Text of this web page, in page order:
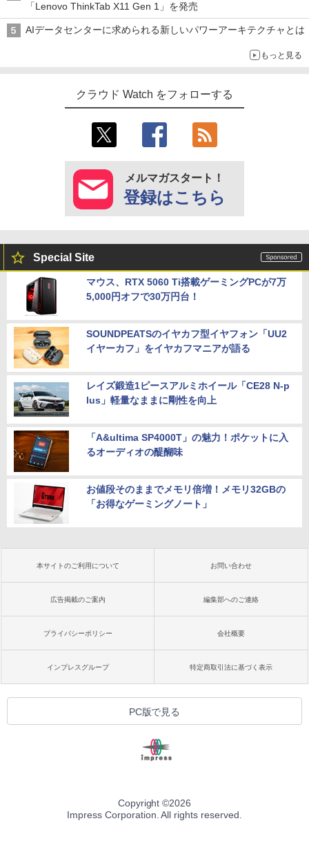
「Lenovo ThinkTab X11 Gen 1」を発売
AIデータセンターに求められる新しいパワーアーキテクチャとは
もっと見る
クラウド Watch をフォローする
メルマガスタート！
登録はこちら
Special Site
マウス、RTX 5060 Ti搭載ゲーミングPCが7万
5,000円オフで30万円台！
SOUNDPEATSのイヤカフ型イヤフォン「UU2
イヤーカフ」をイヤカフマニアが語る
レイズ鍛造1ピースアルミホイール「CE28 N-p
lus」軽量なままに剛性を向上
「A&ultima SP4000T」の魅力！ポケットに入
るオーディオの醍醐味
お値段そのままでメモリ倍増！メモリ32GBの
「お得なゲーミングノート」
本サイトのご利用について お問い合わせ
広告掲載のご案内 編集部へのご連絡
プライバシーポリシー 会社概要
インプレスグループ 特定商取引法に基づく表示
PC版で見る
Copyright ©2026
Impress Corporation. All rights reserved.